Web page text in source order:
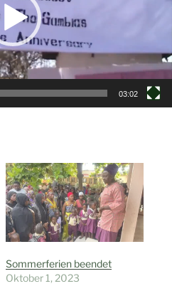
03:02
Sommerferien beendet
Oktober 1, 2023